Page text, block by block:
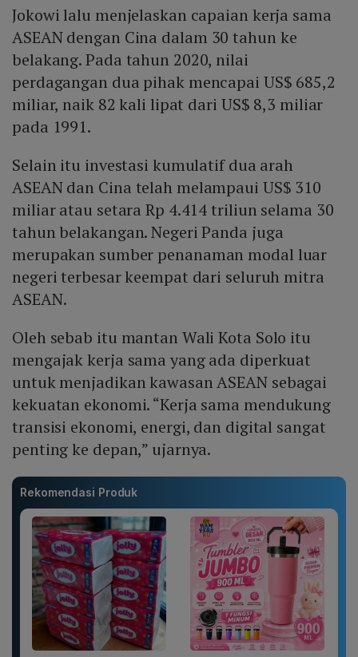
Jokowi lalu menjelaskan capaian kerja sama
ASEAN dengan Cina dalam 30 tahun ke
belakang. Pada tahun 2020, nilai
perdagangan dua pihak mencapai US$ 685,2
miliar, naik 82 kali lipat dari US$ 8,3 miliar
pada 1991.
Selain itu investasi kumulatif dua arah
ASEAN dan Cina telah melampaui US$ 310
miliar atau setara Rp 4.414 triliun selama 30
tahun belakangan. Negeri Panda juga
merupakan sumber penanaman modal luar
negeri terbesar keempat dari seluruh mitra
ASEAN.
Oleh sebab itu mantan Wali Kota Solo itu
mengajak kerja sama yang ada diperkuat
untuk menjadikan kawasan ASEAN sebagai
kekuatan ekonomi. “Kerja sama mendukung
transisi ekonomi, energi, dan digital sangat
penting ke depan,” ujarnya.
Rekomendasi Produk